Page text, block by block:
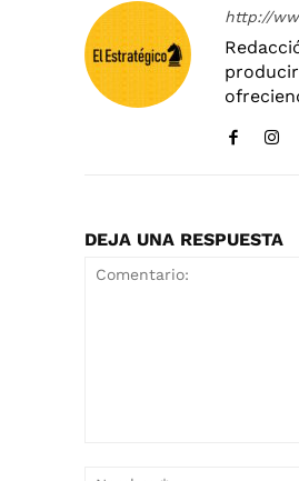
http://
DEJA UNA RESPUESTA